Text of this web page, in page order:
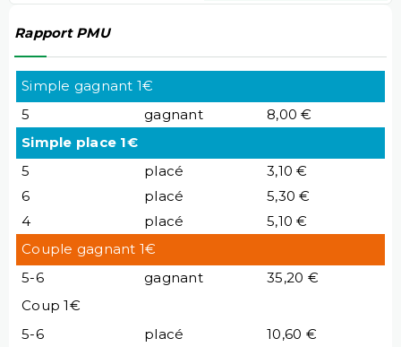
Rapport PMU
Simple gagnant 1€
5
gagnant
8,00 €
Simple place 1€
5
placé
3,10 €
6
placé
5,30 €
4
placé
5,10 €
Couple gagnant 1€
5-6
gagnant
35,20 €
Coup 1€
5-6
placé 10,60 €